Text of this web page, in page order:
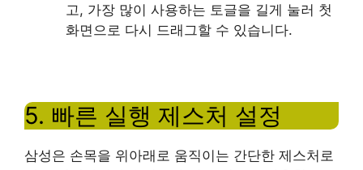
고, 가장 많이 사용하는 토글을 길게 눌러 첫
화면으로 다시 드래그할 수 있습니다.
5. 빠른 실행 제스처 설정
삼성은 손목을 위아래로 움직이는 간단한 제스처로